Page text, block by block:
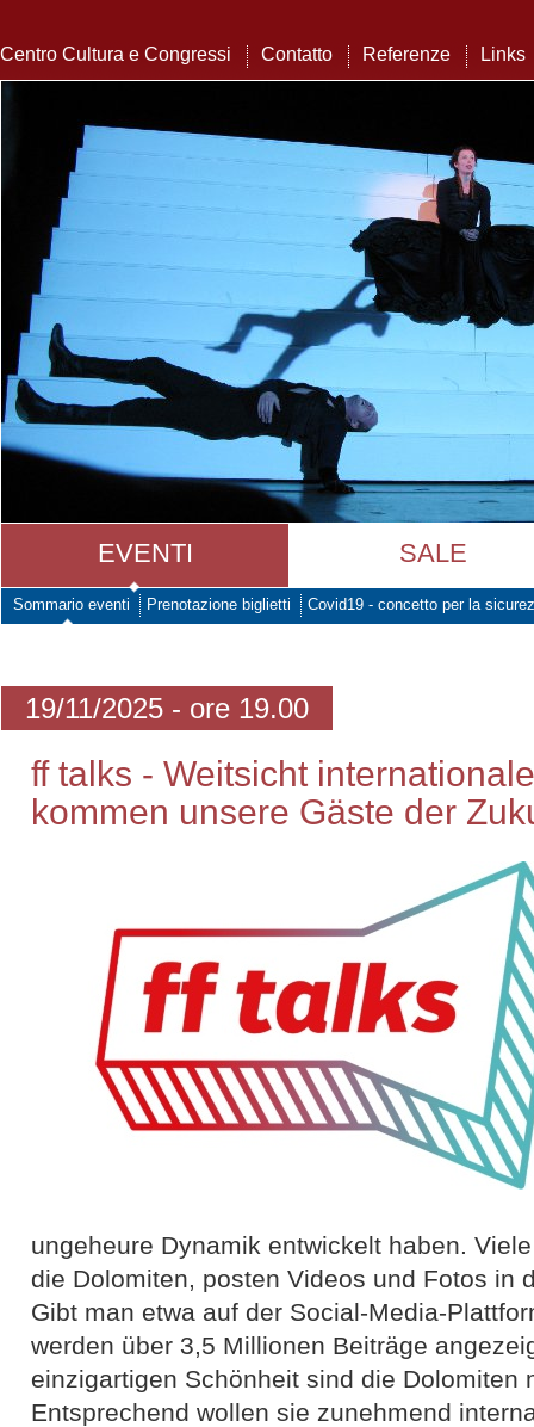
Centro Cultura e Congressi Contatto Referenze Links
EVENTI SALE
Sommario eventi Prenotazione biglietti Covid19 - concetto per la
19/11/2025 - ore 19.00
ff talks - Weitsicht
kommen unsere Gäste der
ungeheure Dynamik entwickelt haben.
die Dolomiten, posten Videos und Fotos in
Gibt man etwa auf der Social-Media-
werden über 3,5 Millionen Beiträge
einzigartigen Schönheit sind die Dolomiten
Entsprechend wollen sie zunehmend